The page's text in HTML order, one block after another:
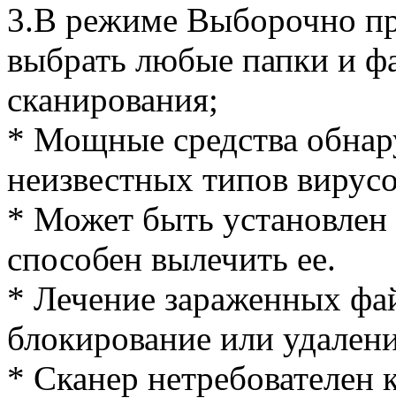
3.В режиме Выборочно
выбрать любые папки и
сканирования;
* Мощные средства
неизвестных типов
* Может быть
способен вылечить ее.
* Лечение зараженных
блокирование или
* Сканер нетребователен